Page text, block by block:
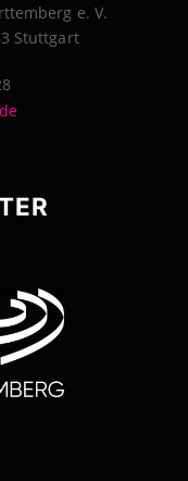
e. V.
Stuttgart